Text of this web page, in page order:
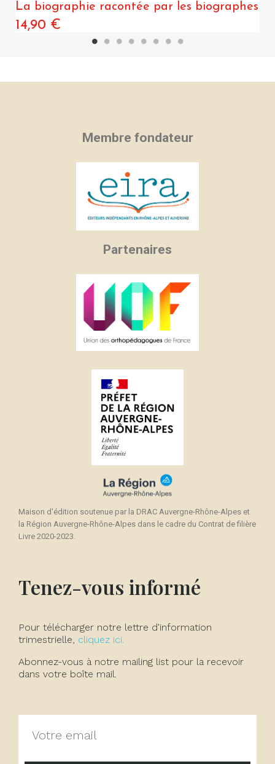
La biographie racontée par les biographes
14,90 €
Membre fondateur
Partenaires
Maison d'édition soutenue par la DRAC Auvergne-Rhône-Alpes et
la Région Auvergne-Rhône-Alpes dans le cadre du Contrat de filière
Livre 2020-2023.
Tenez-vous informé
Pour télécharger notre lettre d'information
trimestrielle, cliquez ici.
Abonnez-vous à notre mailing list pour la recevoir
dans votre boîte mail.